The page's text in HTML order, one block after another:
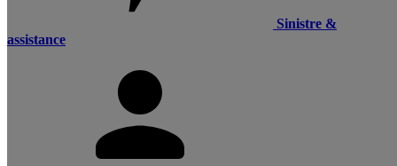
Sinistre &
assistance